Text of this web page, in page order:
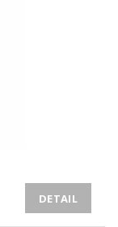
DETAIL